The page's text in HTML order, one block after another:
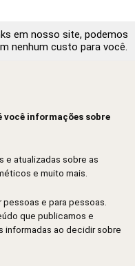
em nosso site, podemos
nenhum custo para você.
você informações sobre
e atualizadas sobre as
e muito mais.
e para pessoas.
que publicamos e
informadas ao decidir sobre